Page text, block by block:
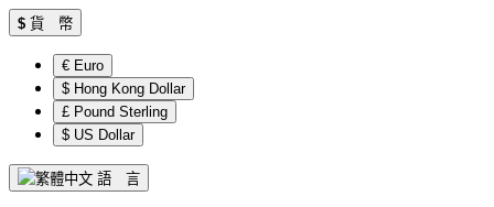
$ 貨 幣
€ Euro
$ Hong Kong Dollar
£ Pound Sterling
$ US Dollar
語 言